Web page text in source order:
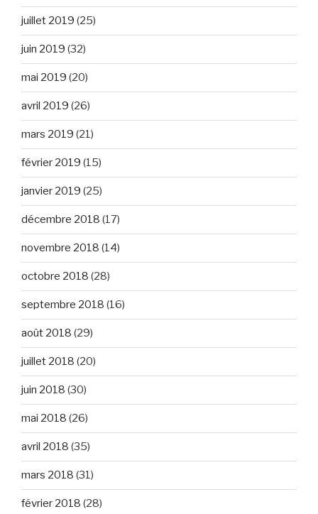
juillet 2019 (25)
juin 2019 (32)
mai 2019 (20)
avril 2019 (26)
mars 2019 (21)
février 2019 (15)
janvier 2019 (25)
décembre 2018 (17)
novembre 2018 (14)
octobre 2018 (28)
septembre 2018 (16)
août 2018 (29)
juillet 2018 (20)
juin 2018 (30)
mai 2018 (26)
avril 2018 (35)
mars 2018 (31)
février 2018 (28)